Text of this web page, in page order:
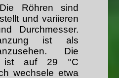
Röhren sind
und variieren
Durchmesser.
ist als
Die
ist auf 29 °C
wechsele etwa